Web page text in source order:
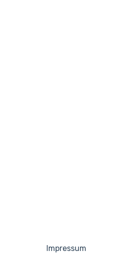
Impressum